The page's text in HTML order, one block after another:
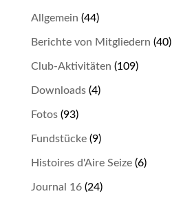
Allgemein (44)
Berichte von Mitgliedern (40)
Club-Aktivitäten (109)
Downloads(4)
Fotos(93)
Fundstücke(9)
Histoires d'Aire Seize(6)
Journal 16(24)